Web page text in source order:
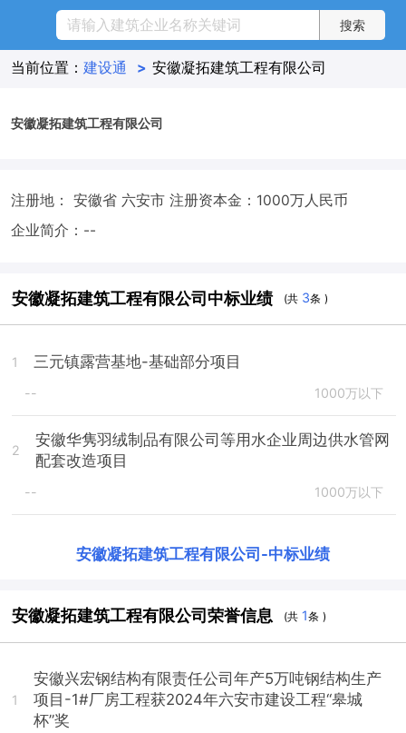
当前位置： 建设通 > 安徽凝拓建筑工程有限公司
安徽凝拓建筑工程有限公司
注册地： 安徽省 六安市 注册资本金：1000万人民币
企业简介：--
安徽凝拓建筑工程有限公司中标业绩 (共 3条 )
1 三元镇露营基地-基础部分项目
-- 1000万以下
2
安徽华隽羽绒制品有限公司等用水企业周边供水管网
配套改造项目
-- 1000万以下
安徽凝拓建筑工程有限公司 -中标业绩
安徽凝拓建筑工程有限公司荣誉信息 (共 1条 )
1
安徽兴宏钢结构有限责任公司年产5万吨钢结构生产
项目-1#厂房工程获2024年六安市建设工程“皋城
杯”奖